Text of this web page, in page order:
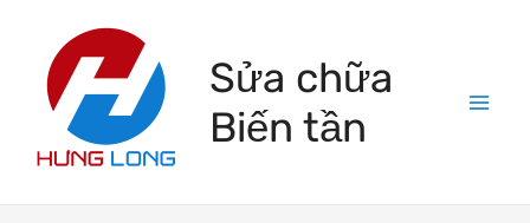
content
Sửa chữa
Biến tần